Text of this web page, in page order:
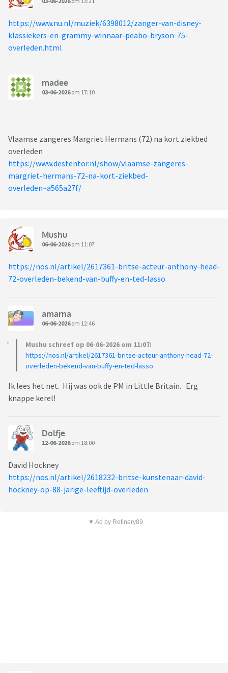
https://www.nu.nl/muziek/6398012/zanger-van-disney-
klassiekers-en-grammy-winnaar-peabo-bryson-75-
overleden.html
madee
03-06-2026om 17:10
Vlaamse zangeres Margriet Hermans (72) na kort ziekbed
overleden
https://www.destentor.nl/show/vlaamse-zangeres-
margriet-hermans-72-na-kort-ziekbed-
overleden~a565a27f/
Mushu
06-06-2026om 11:07
https://nos.nl/artikel/2617361-britse-acteur-anthony-head-
72-overleden-bekend-van-buffy-en-ted-lasso
amarna
06-06-2026om 12:46
Mushu schreef op 06-06-2026 om 11:07:
https://nos.nl/artikel/2617361-britse-acteur-anthony-head-72-
overleden-bekend-van-buffy-en-ted-lasso
Ik lees het net. Hij was ook de PM in Little Britain. Erg
knappe kerel!
Dolfje
12-06-2026om 18:00
David Hockney
https://nos.nl/artikel/2618232-britse-kunstenaar-david-
hockney-op-88-jarige-leeftijd-overleden
▼ Ad by Refinery89